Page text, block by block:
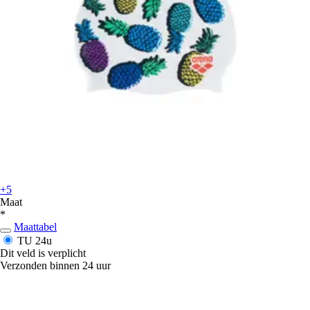
+5
Maat
*
Maattabel
TU 24u
Dit veld is verplicht
Verzonden binnen 24 uur